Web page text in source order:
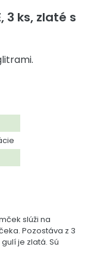
3 ks, zlaté s
slúži na
Pozostáva z 3
je zlatá. Sú